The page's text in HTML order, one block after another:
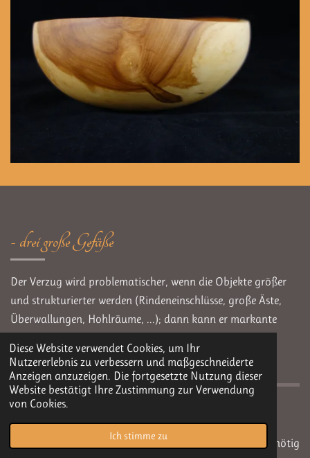
Diese Website verwendet Cookies, um Ihr
Nutzererlebnis zu verbessern und maßgeschneiderte
Anzeigen anzuzeigen. Die fortgesetzte Nutzung dieser
Website bestätigt Ihre Zustimmung zur Verwendung
von Cookies.
Ich stimme zu
- drei große Gefäße
Der Verzug wird problematischer, wenn die Objekte größer
und strukturierter werden (Rindeneinschlüsse, große Äste,
Überwallungen, Hohlräume, ...); dann kann er markante
wächst.
Nach dem Grundzuschnitt, bei dem soviel Morsches wie nötig